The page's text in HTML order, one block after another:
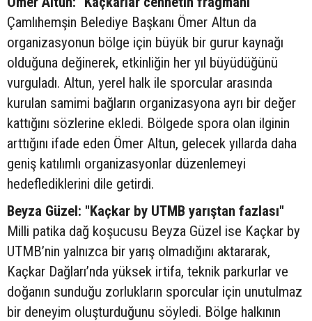
Çamlıhemşin Belediye Başkanı Ömer Altun da
organizasyonun bölge için büyük bir gurur kaynağı
olduğuna değinerek, etkinliğin her yıl büyüdüğünü
vurguladı. Altun, yerel halk ile sporcular arasında
kurulan samimi bağların organizasyona ayrı bir değer
kattığını sözlerine ekledi. Bölgede spora olan ilginin
arttığını ifade eden Ömer Altun, gelecek yıllarda daha
geniş katılımlı organizasyonlar düzenlemeyi
hedeflediklerini dile getirdi.
Beyza Güzel: "Kaçkar by UTMB yarıştan fazlası"
Milli patika dağ koşucusu Beyza Güzel ise Kaçkar by
UTMB’nin yalnızca bir yarış olmadığını aktararak,
Kaçkar Dağları’nda yüksek irtifa, teknik parkurlar ve
doğanın sunduğu zorlukların sporcular için unutulmaz
bir deneyim oluşturduğunu söyledi. Bölge halkının